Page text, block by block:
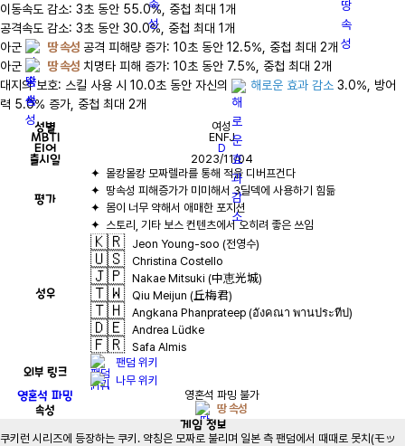
이동속도 감소: 3초 동안 55.0%, 중첩 최대 1개
공격속도 감소: 3초 동안 30.0%, 중첩 최대 1개
아군
땅 속성 공격 피해량 증가: 10초 동안 12.5%, 중첩 최대 2개
아군
땅 속성 치명타 피해 증가: 10초 동안 7.5%, 중첩 최대 2개
대지의 보호: 스킬 사용 시 10.0초 동안 자신의
해로운 효과 감소 3.0%, 방어
력 5.0% 증가, 중첩 최대 2개
성별 여성
MBTI ENFJ
티어 D
출시일 2023/11/04
평가
성우
🇰🇷 Jeon Young-soo (전영수)
🇺🇸 Christina Costello
🇯🇵 Nakae Mitsuki (中恵光城)
🇹🇼 Qiu Meijun (丘梅君)
🇹🇭 Angkana Phanprateep (อังคณา พานประทีป)
🇩🇪 Andrea Lüdke
🇫🇷 Safa Almis
외부 링크
팬덤 위키
나무 위키
영혼석 파밍 영혼석 파밍 불가
속성 땅 속성
게임 정보
쿠키런 시리즈에 등장하는 쿠키. 약칭은 모짜로 불리며 일본 측 팬덤에서 때때로 못치(モッ